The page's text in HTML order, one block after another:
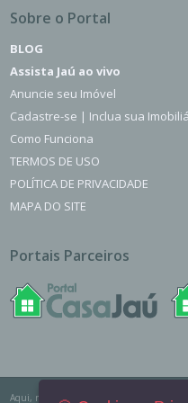
Sobre o Portal
BLOG
Assista Jaú ao vivo
Anuncie seu Imóvel
Cadastre-se | Inclua sua
Como Funciona
TERMOS DE USO
POLÍTICA DE PRIVACIDADE
MAPA DO SITE
Portais Parceiros
Aqui, no Portal Casa Jaú você encontra os